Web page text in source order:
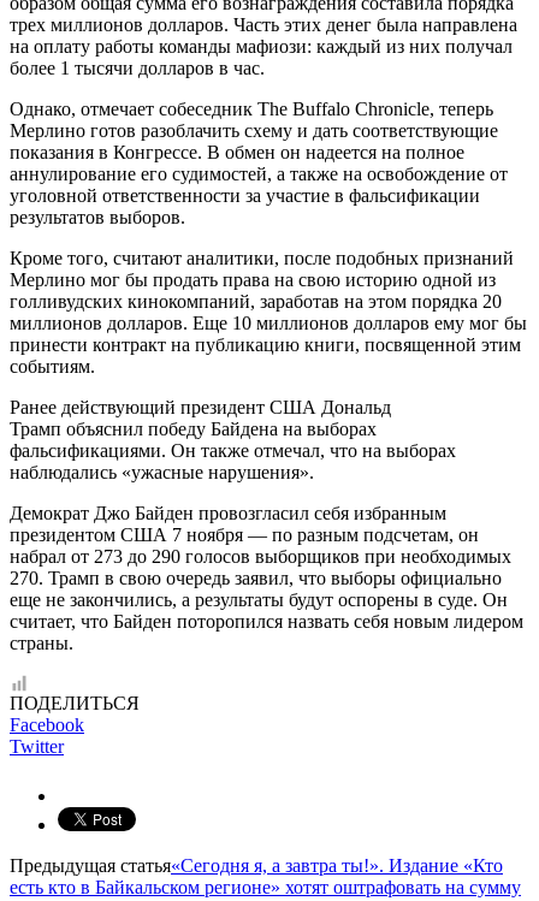
трех миллионов долларов. Часть этих денег была направлена
на оплату работы команды мафиози: каждый из них получал
более 1 тысячи долларов в час.
Однако, отмечает собеседник The Buffalo Chronicle, теперь
Мерлино готов разоблачить схему и дать соответствующие
показания в Конгрессе. В обмен он надеется на полное
аннулирование его судимостей, а также на освобождение от
уголовной ответственности за участие в фальсификации
результатов выборов.
Кроме того, считают аналитики, после подобных признаний
Мерлино мог бы продать права на свою историю одной из
голливудских кинокомпаний, заработав на этом порядка 20
миллионов долларов. Еще 10 миллионов долларов ему мог бы
принести контракт на публикацию книги, посвященной этим
событиям.
Ранее действующий президент США Дональд
Трамп объяснил победу Байдена на выборах
фальсификациями. Он также отмечал, что на выборах
наблюдались «ужасные нарушения».
Демократ Джо Байден провозгласил себя избранным
президентом США 7 ноября — по разным подсчетам, он
набрал от 273 до 290 голосов выборщиков при необходимых
270. Трамп в свою очередь заявил, что выборы официально
еще не закончились, а результаты будут оспорены в суде. Он
считает, что Байден поторопился назвать себя новым лидером
страны.
ПОДЕЛИТЬСЯ
Facebook
Twitter
Предыдущая статья«Сегодня я, а завтра ты!». Издание «Кто
есть кто в Байкальском регионе» хотят оштрафовать на сумму